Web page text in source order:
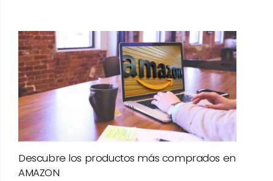
Descubre los productos más comprados en
AMAZON